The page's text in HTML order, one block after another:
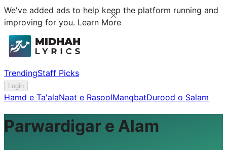
We've added ads to help keep the platform running and
improving for you. Learn More
TrendingStaff Picks
Login
Hamd e Ta'alaNaat e RasoolManqbatDurood o Salam
Parwardigar e Alam